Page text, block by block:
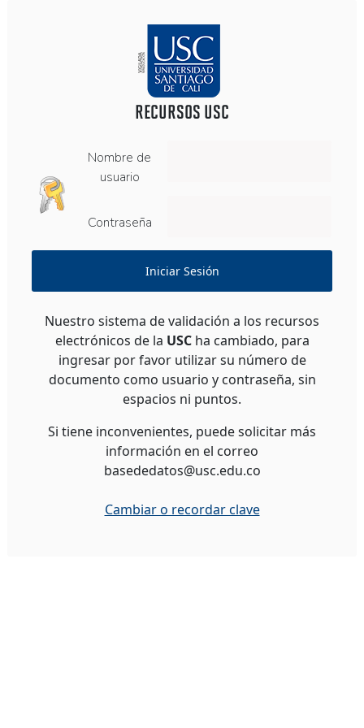
RECURSOS USC
Nombre de
usuario
Contraseña
Iniciar Sesión
Nuestro sistema de validación a los recursos
electrónicos de la USCha cambiado, para
ingresar por favor utilizar su número de
documento como usuario y contraseña, sin
espacios ni puntos.
Si tiene inconvenientes, puede solicitar más
información en el correo
basededatos@usc.edu.co
Cambiar o recordar clave